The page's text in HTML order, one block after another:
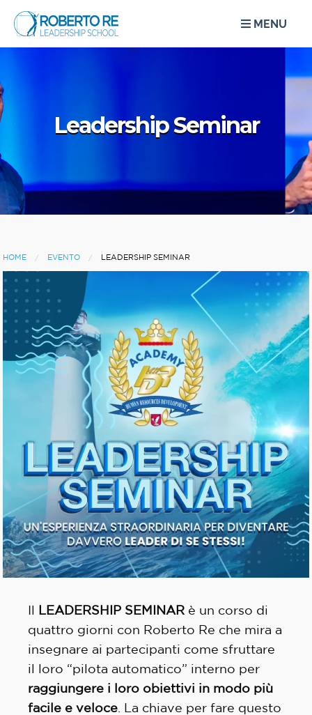
MENU
Leadership Seminar
HOME EVENTO LEADERSHIP SEMINAR
Il LEADERSHIP SEMINAR è un corso di
quattro giorni con Roberto Re che mira a
insegnare ai partecipanti come sfruttare
il loro “pilota automatico” interno per
raggiungere i loro obiettivi in modo più
facile e veloce . La chiave per fare questo